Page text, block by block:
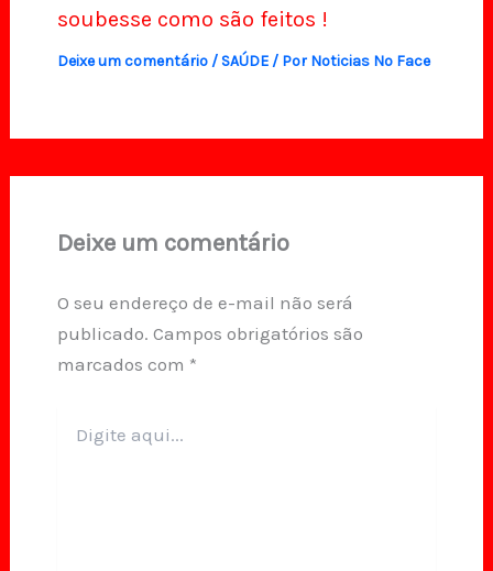
soubesse como são feitos !
Deixe um comentário / SAÚDE/ Por Noticias No Face
Deixe um comentário
O seu endereço de e-mail não será
publicado. Campos obrigatórios são
marcados com *
aqui...